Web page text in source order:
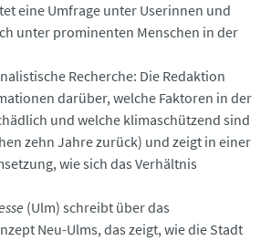
eine Umfrage unter Userinnen und
unter prominenten Menschen in der
Recherche: Die Redaktion
darüber, welche Faktoren in der
und welche klimaschützend sind
zehn Jahre zurück) und zeigt in einer
wie sich das Verhältnis
(Ulm) schreibt über das
Neu-Ulms, das zeigt, wie die Stadt